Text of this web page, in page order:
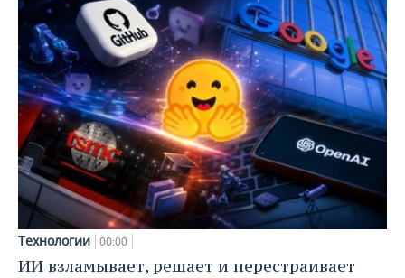
Технологии 00:00
ИИ взламывает, решает и перестраивает